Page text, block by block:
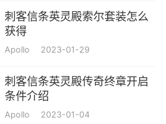
刺客信条英灵殿索尔套装怎么
获得
Apollo 2023-01-29
刺客信条英灵殿传奇终章开启
条件介绍
Apollo 2023-01-04